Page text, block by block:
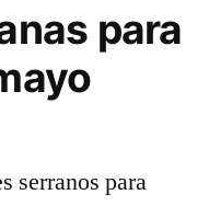
para
serranos para